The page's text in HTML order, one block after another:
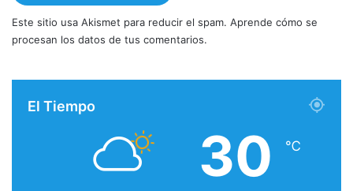
Este sitio usa Akismet para reducir el spam. Aprende cómo se
procesan los datos de tus comentarios.
El Tiempo
30 ℃